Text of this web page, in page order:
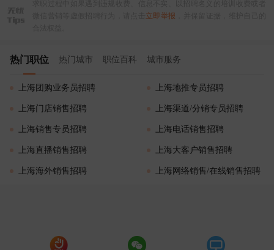
立即举报
热门职位 热门城市 职位百科 城市服务
上海团购业务员招聘 上海地推专员招聘
上海门店销售招聘 上海渠道/分销专员招聘
上海销售专员招聘 上海电话销售招聘
上海直播销售招聘 上海大客户销售招聘
上海海外销售招聘 上海网络销售/在线销售招聘